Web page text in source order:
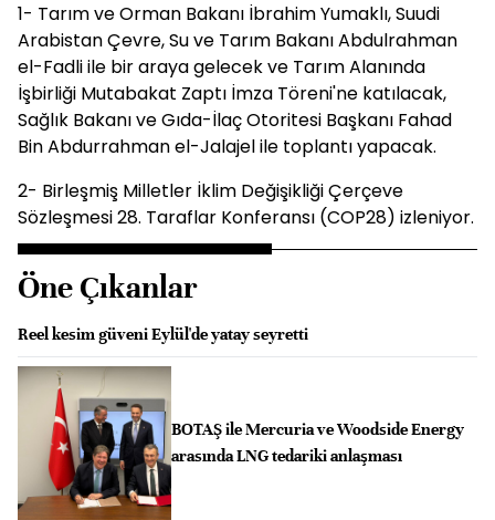
1- Tarım ve Orman Bakanı İbrahim Yumaklı, Suudi
Arabistan Çevre, Su ve Tarım Bakanı Abdulrahman
el-Fadli ile bir araya gelecek ve Tarım Alanında
İşbirliği Mutabakat Zaptı İmza Töreni'ne katılacak,
Sağlık Bakanı ve Gıda-İlaç Otoritesi Başkanı Fahad
Bin Abdurrahman el-Jalajel ile toplantı yapacak.
2- Birleşmiş Milletler İklim Değişikliği Çerçeve
Sözleşmesi 28. Taraflar Konferansı (COP28) izleniyor.
Öne Çıkanlar
Reel kesim güveni Eylül'de yatay seyretti
BOTAŞ ile Mercuria ve Woodside Energy
arasında LNG tedariki anlaşması